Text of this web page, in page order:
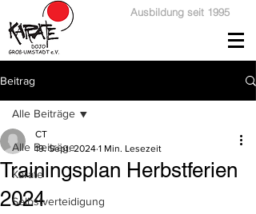
Ausbildung seit 1995
Beitrag
Alle Beiträge
Karate
Selbstverteidigung
Alle Beiträge
Trainingsplan Herbstferien
2024
CT
19. Sept. 2024 1 Min. Lesezeit